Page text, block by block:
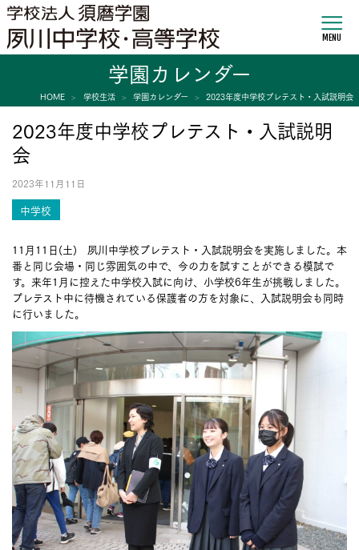
MENU
学園カレンダー
HOME 学校生活 学園カレンダー 2023年度中学校プレテスト・入試説明会
2023年度中学校プレテスト・入試説明
会
2023年11月11日
中学校
11月11日(土) 夙川中学校プレテスト・入試説明会を実施しました。本
番と同じ会場・同じ雰囲気の中で、今の力を試すことができる模試で
す。来年1月に控えた中学校入試に向け、小学校6年生が挑戦しました。
プレテスト中に待機されている保護者の方を対象に、入試説明会も同時
に行いました。